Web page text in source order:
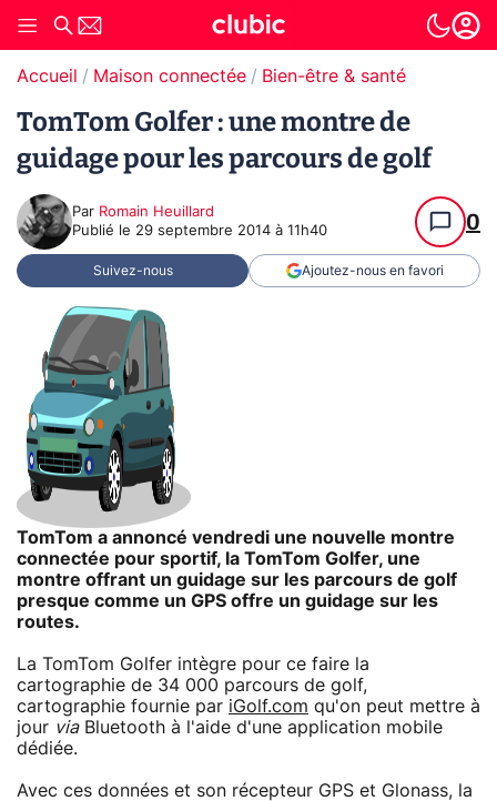
Accueil Maison connectée Bien-être & santé
TomTom Golfer : une montre de
guidage pour les parcours de golf
Par Romain Heuillard
Publié le 29 septembre 2014 à 11h40 0
Suivez-nous Ajoutez-nous en favori
TomTom a annoncé vendredi une nouvelle montre
connectée pour sportif, la TomTom Golfer, une
montre offrant un guidage sur les parcours de golf
presque comme un GPS offre un guidage sur les
routes.
La TomTom Golfer intègre pour ce faire la
cartographie de 34 000 parcours de golf,
cartographie fournie par iGolf.com qu'on peut mettre à
jour viaBluetooth à l'aide d'une application mobile
dédiée.
Avec ces données et son récepteur GPS et Glonass, la